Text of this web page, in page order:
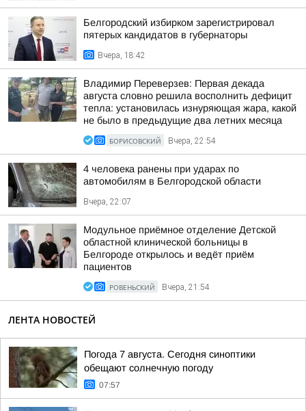
Белгородский избирком зарегистрировал
пятерых кандидатов в губернаторы
Вчера, 18:42
Владимир Переверзев: Первая декада
августа словно решила восполнить дефицит
тепла: установилась изнуряющая жара, какой
не было в предыдущие два летних месяца
БОРИСОВСКИЙ Вчера, 22:54
4 человека ранены при ударах по
автомобилям в Белгородской области
Вчера, 22:07
Модульное приёмное отделение Детской
областной клинической больницы в
Белгороде открылось и ведёт приём
пациентов
РОВЕНЬСКИЙ Вчера, 21:54
ЛЕНТА НОВОСТЕЙ
Погода 7 августа. Сегодня синоптики
обещают солнечную погоду
07:57